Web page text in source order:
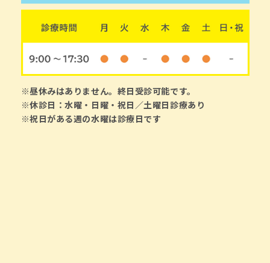
※昼休みはありません。終日受診可能です。
※休診日：水曜・日曜・祝日／土曜日診療あり
※祝日がある週の水曜は診療日です